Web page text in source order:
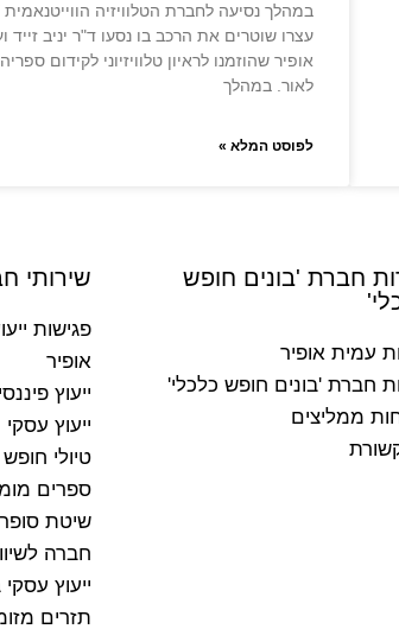
עצרו שוטרים את הרכב בו נסעו ד"ר יניב זייד
אופיר שהוזמנו לראיון טלוויזיוני לקידום
לאור. במהלך
לפוסט המלא »
חברת 'בונים חופש
עמית אופיר
חברת 'בונים חופש כלכלי'
ממליצים
שירותי
פגישות
אופיר
ייעוץ פיננסי
ייעוץ עסקי
טיולי
ספרים
שיטת
חברה
ייעוץ
תזרים